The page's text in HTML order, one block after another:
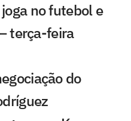
no futebol e
terça-feira
do